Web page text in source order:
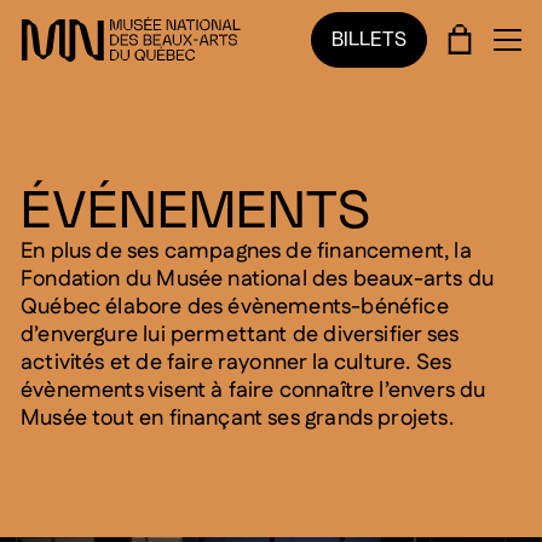
Sauter au menu principal
Sauter au contenu principal
Sauter au pied de page
BILLETS PANIER
ÉVÉNEMENTS
En plus de ses campagnes de financement, la
Fondation du Musée national des beaux-arts du
Québec élabore des évènements-bénéfice
d’envergure lui permettant de diversifier ses
activités et de faire rayonner la culture. Ses
évènements visent à faire connaître l’envers du
Musée tout en finançant ses grands projets.